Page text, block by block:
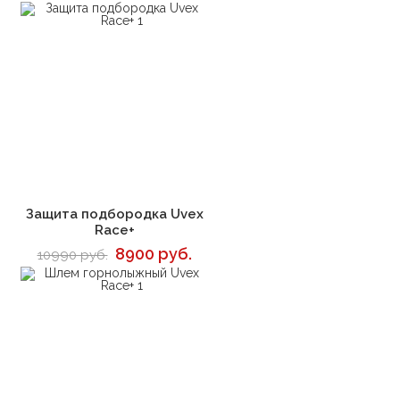
В корзину
Защита подбородка Uvex
Race+
10990 руб. 8900 руб.